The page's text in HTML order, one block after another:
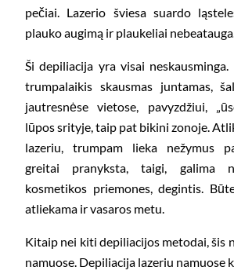
pečiai. Lazerio šviesa suardo
plauko augimą ir plaukeliai nebeatauga.
Ši depiliacija yra visai
trumpalaikis skausmas juntamas,
jautresnėse vietose, pavyzdžiui,
lūpos srityje, taip pat bikini zonoje.
lazeriu, trumpam lieka nežymus
greitai pranyksta, taigi, galima
kosmetikos priemones, degintis.
atliekama ir vasaros metu.
Kitaip nei kiti depiliacijos metodai, šis
namuose. Depiliacija lazeriu namuose